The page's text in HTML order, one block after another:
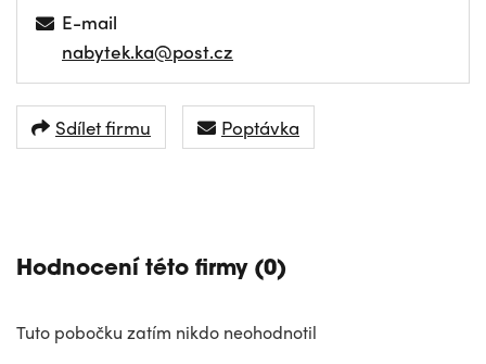
E-mail
nabytek.ka@post.cz
Sdílet firmu Poptávka
Hodnocení této firmy (0)
Tuto pobočku zatím nikdo neohodnotil